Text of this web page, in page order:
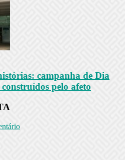
campanha de Dia
construídos pelo afeto